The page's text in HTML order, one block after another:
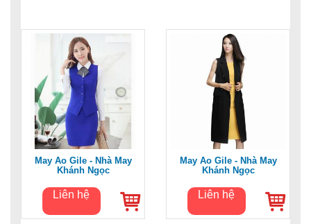
May Áo Gile - Nhà May
Khánh Ngọc
Liên hệ
May Áo Gile - Nhà May
Khánh Ngọc
Liên hệ